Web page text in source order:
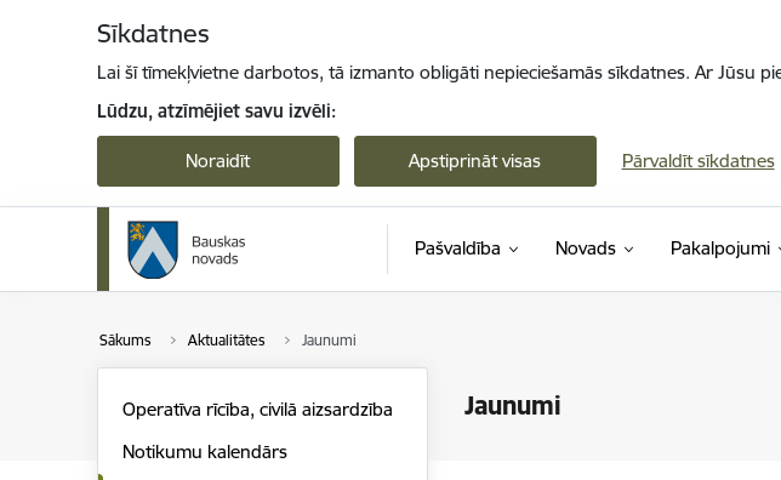
Sīkdatnes
Lai šī tīmekļvietne darbotos, tā izmanto obligāti nepieciešamās sīkdatnes. Ar Jūsu
Lūdzu, atzīmējiet savu izvēli:
Noraidīt Apstiprināt visas Pārvaldīt sīkdatnes
Pašvaldība Novads Pakalpojumi
Sākums Aktualitātes Jaunumi
Jaunumi
Operatīva rīcība, civilā aizsardzība
Notikumu kalendārs